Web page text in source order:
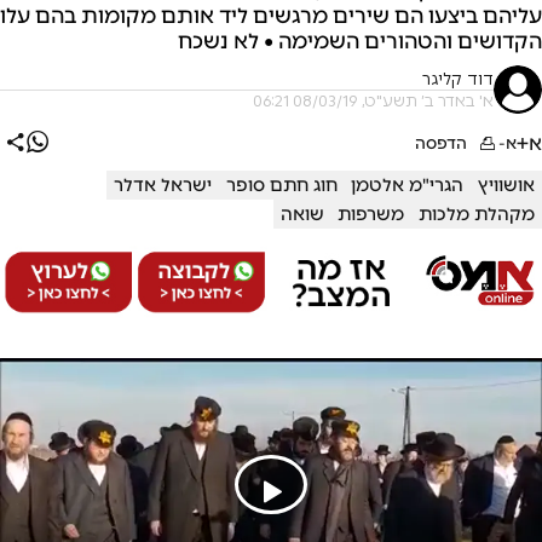
עליהם ביצעו הם שירים מרגשים ליד אותם מקומות בהם עלו
הקדושים והטהורים השמימה • לא נשכח
דוד קליגר
א' באדר ב׳ תשע"ט, 08/03/19 06:21
א+א- הדפסה
אושוויץ הגרי"מ אלטמן חוג חתם סופר
ישראל אדלר
מקהלת מלכות
משרפות שואה